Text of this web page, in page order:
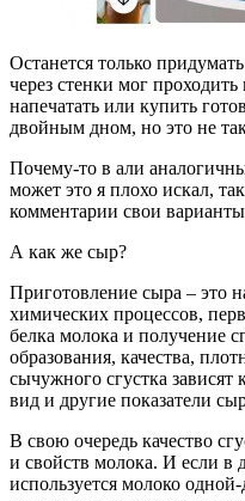
Останется только
через стенки мог проходить
напечатать или купить
двойным дном, но это не
Почему-то в али
может это я плохо искал,
комментарии свои
А как же сыр?
Приготовление сыра – это
химических процессов,
белка молока и получение
образования, качества,
сычужного сгустка
вид и другие показатели
В свою очередь качество
и свойств молока. И если в
используется молоко